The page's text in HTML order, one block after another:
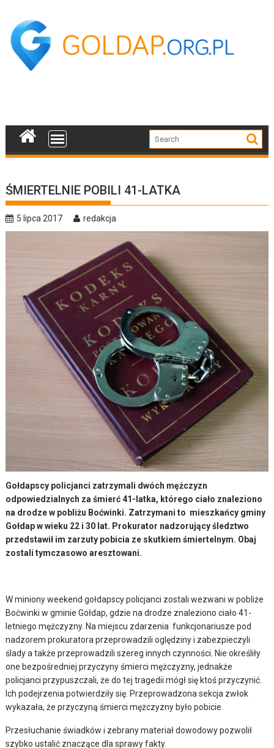
content
ŚMIERTELNIE POBILI 41-LATKA
5 lipca 2017 redakcja
Gołdapscy policjanci zatrzymali dwóch mężczyzn
odpowiedzialnych za śmierć 41-latka, którego ciało znaleziono
na drodze w pobliżu Boćwinki. Zatrzymani to mieszkańcy gminy
Gołdap w wieku 22 i 30 lat. Prokurator nadzorujący śledztwo
przedstawił im zarzuty pobicia ze skutkiem śmiertelnym. Obaj
zostali tymczasowo aresztowani.
W miniony weekend gołdapscy policjanci zostali wezwani w pobliże
Boćwinki w gminie Gołdap, gdzie na drodze znaleziono ciało 41-
letniego mężczyzny. Na miejscu zdarzenia funkcjonariusze pod
nadzorem prokuratora przeprowadzili oględziny i zabezpieczyli
ślady a także przeprowadzili szereg innych czynności. Nie określiły
one bezpośredniej przyczyny śmierci mężczyzny, jednakże
policjanci przypuszczali, że do tej tragedii mógł się ktoś przyczynić.
Ich podejrzenia potwierdziły się. Przeprowadzona sekcja zwłok
wykazała, że przyczyną śmierci mężczyzny było pobicie.
Przesłuchanie świadków i zebrany materiał dowodowy pozwolił
szybko ustalić znaczące dla sprawy fakty.